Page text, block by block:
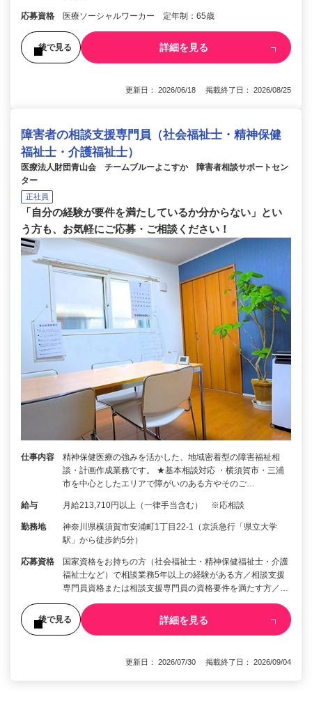
応募資格 医療ソーシャルワーカー 定年制：65歳
後で見る 詳細を見る
更新日： 2026/06/18 掲載終了日： 2026/08/25
障害者の相談支援専門員（社会福祉士・精神保健
福祉士・介護福祉士）
医療法人財団青山会 チームブルーよこすか 障害者相談サポートセン
ター
正社員
「自分の経験が要件を満たしているか分からない」とい
う方も、お気軽にご応募・ご相談ください！
仕事内容
精神保健医療の強みを活かした、地域密着型の障害福祉相
談・計画作成業務です。 ★基本相談対応 ・横須賀市・三浦
市を中心としたエリアで障がいのある方やそのご…
給与 月給213,710円以上（一律手当含む） ※応相談
勤務地
神奈川県横須賀市安浦町1丁目22-1（京浜急行「県立大学
駅」から徒歩約5分）
応募資格
国家資格をお持ちの方（社会福祉士・精神保健福祉士・介護
福祉士など）で相談業務5年以上の経験がある方／相談支援
専門員資格または相談支援専門員の資格要件を満たす方／…
後で見る 詳細を見る
更新日： 2026/07/30 掲載終了日： 2026/09/04